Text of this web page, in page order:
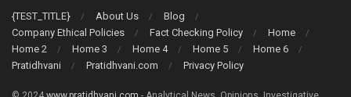
{TEST_TITLE} About Us
Blog
Company Ethical Policies
Fact Checking Policy
Home
Home 2
Home 3 Home 4 Home 5
Home 6
Pratidhvani
Pratidhvani.com Privacy Policy